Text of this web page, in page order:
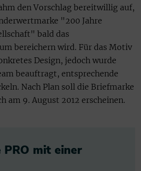
den Vorschlag bereitwillig auf,
"200 Jahre
bald das
bereichern wird. Für das Motiv
Design, jedoch wurde
beauftragt, entsprechende
Nach Plan soll die Briefmarke
am 9. August 2012 erscheinen.
PRO mit einer